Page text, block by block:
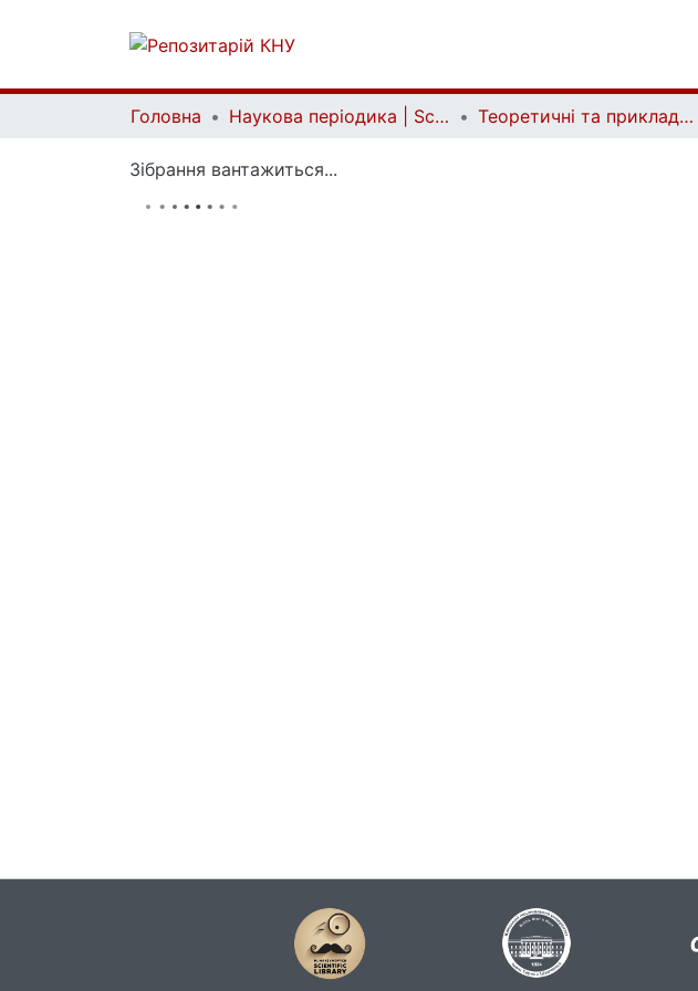
Головна Наукова періодика | Scientific periodicals Теоретичні та прикладні питання економіки | Theoretical and Applied Issues of Economics
Зібрання вантажиться...